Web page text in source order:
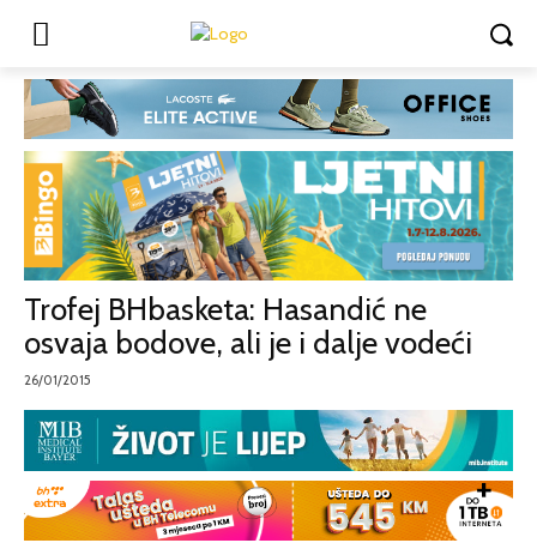
Trofej BHbasketa: Hasandić ne
osvaja bodove, ali je i dalje vodeći
26/01/2015